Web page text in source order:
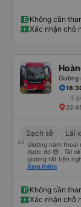
Không cần
Xác nhận chỗ
Giường
4
Sạch sẽ Lái
Giường nằm thoải
được đó 😆 . Tài
giường rất tiện
. Điểm 10 cho
Xem thêm
Không cần
Xác nhận chỗ